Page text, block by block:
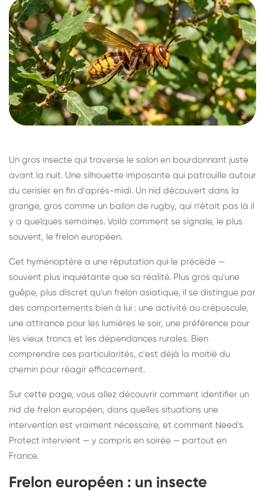
Un gros insecte qui traverse le salon en bourdonnant juste
avant la nuit. Une silhouette imposante qui patrouille autour
du cerisier en fin d'après-midi. Un nid découvert dans la
grange, gros comme un ballon de rugby, qui n'était pas là il
y a quelques semaines. Voilà comment se signale, le plus
souvent, le frelon européen.
Cet hyménoptère a une réputation qui le précède —
souvent plus inquiétante que sa réalité. Plus gros qu'une
guêpe, plus discret qu'un frelon asiatique, il se distingue par
des comportements bien à lui : une activité au crépuscule,
une attirance pour les lumières le soir, une préférence pour
les vieux troncs et les dépendances rurales. Bien
comprendre ces particularités, c'est déjà la moitié du
chemin pour réagir efficacement.
Sur cette page, vous allez découvrir comment identifier un
nid de frelon européen, dans quelles situations une
intervention est vraiment nécessaire, et comment Need's
Protect intervient — y compris en soirée — partout en
France.
Frelon européen : un insecte